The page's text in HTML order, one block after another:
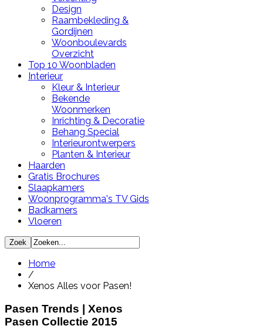
Design
Raambekleding &
Gordijnen
Woonboulevards
Overzicht
Top 10 Woonbladen
Interieur
Kleur & Interieur
Bekende
Woonmerken
Inrichting & Decoratie
Behang Special
Interieurontwerpers
Planten & Interieur
Haarden
Gratis Brochures
Slaapkamers
Woonprogramma's TV Gids
Badkamers
Vloeren
Home
/
Xenos Alles voor Pasen!
Pasen Trends | Xenos
Pasen Collectie 2015